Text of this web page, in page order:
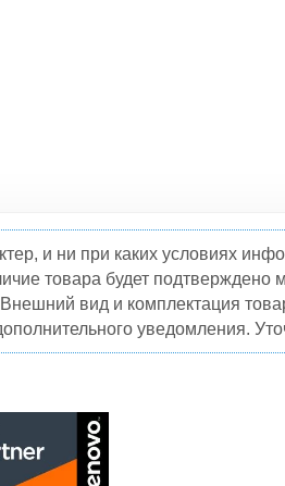
и ни при каких условиях
товара будет
вид и комплектация
уведомления.